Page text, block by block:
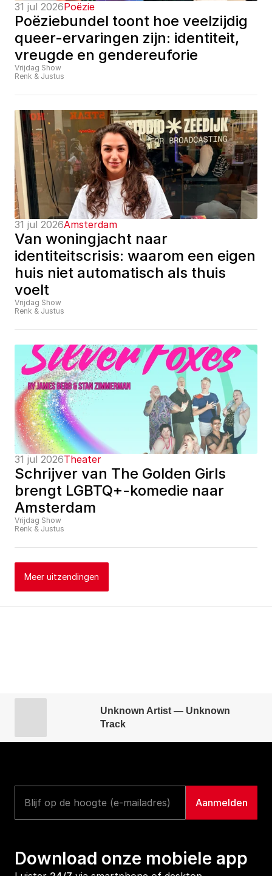
31 jul 2026Poëzie
Poëziebundel toont hoe veelzijdig
queer-ervaringen zijn: identiteit,
vreugde en gendereuforie
Vrijdag Show
Renk & Justus
31 jul 2026Amsterdam
Van woningjacht naar
identiteitscrisis: waarom een eigen
huis niet automatisch als thuis
voelt
Vrijdag Show
Renk & Justus
31 jul 2026Theater
Schrijver van The Golden Girls
brengt LGBTQ+-komedie naar
Amsterdam
Vrijdag Show
Renk & Justus
Meer uitzendingen
Unknown Artist — Unknown
Track
Download onze mobiele app